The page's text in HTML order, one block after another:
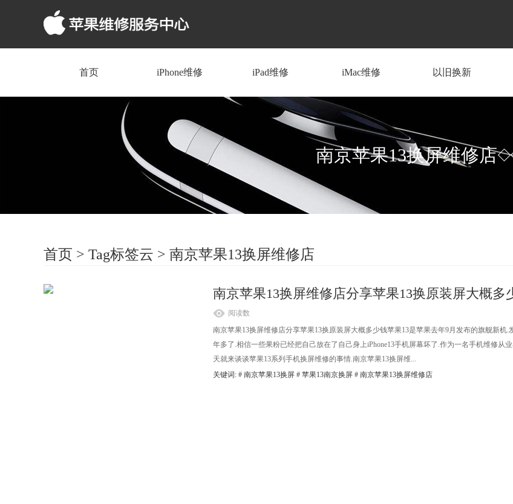
首页 iPhone维修 iPad维修 iMac维修 以旧换新
南京苹果13换屏维修店
首页 > Tag标签云 > 南京苹果13换屏维修店
南京苹果13换屏维修店分享苹果13换原装屏大概多
阅读数
南京苹果13换屏维修店分享苹果13换原装屏大概多少钱苹果13是苹果去年9月发布的旗舰新机.
年多了.相信一些果粉已经把自己放在了自己身上iPhone13手机屏幕坏了.作为一名手机维修从
天就来谈谈苹果13系列手机换屏维修的事情.南京苹果13换屏维...
关键词: # 南京苹果13换屏 # 苹果13南京换屏 # 南京苹果13换屏维修店